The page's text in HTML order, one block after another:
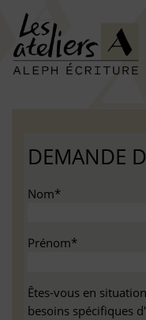
DEMANDE
Nom*
Prénom*
Êtes-vous en
besoins spécifiques